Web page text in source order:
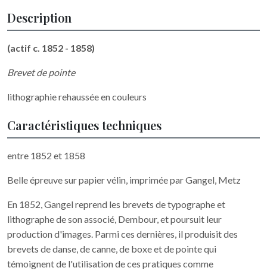
Description
(actif c. 1852 - 1858)
Brevet de pointe
lithographie rehaussée en couleurs
Caractéristiques techniques
entre 1852 et 1858
Belle épreuve sur papier vélin, imprimée par Gangel, Metz
En 1852, Gangel reprend les brevets de typographe et
lithographe de son associé, Dembour, et poursuit leur
production d'images. Parmi ces dernières, il produisit des
brevets de danse, de canne, de boxe et de pointe qui
témoignent de l'utilisation de ces pratiques comme